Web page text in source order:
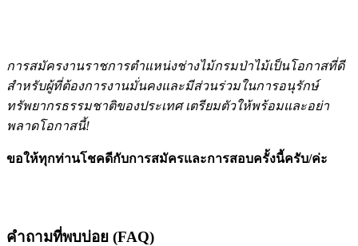
การสมัครงานราชการตำแหน่งช่างไม้กรมป่าไม้เป็นโอกาสที่ดี
สำหรับผู้ที่ต้องการงานมั่นคงและมีส่วนร่วมในการอนุรักษ์
ทรัพยากรธรรมชาติของประเทศ เตรียมตัวให้พร้อมและอย่า
พลาดโอกาสนี้!
ขอให้ทุกท่านโชคดีกับการสมัครและการสอบครั้งนี้ครับ/ค่ะ
คำถามที่พบบ่อย (FAQ)